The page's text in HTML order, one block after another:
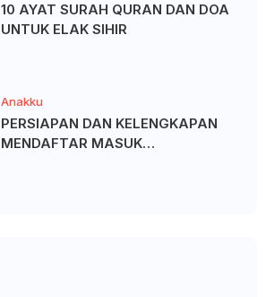
10 AYAT SURAH QURAN DAN DOA
UNTUK ELAK SIHIR
Anakku
PERSIAPAN DAN KELENGKAPAN
MENDAFTAR MASUK